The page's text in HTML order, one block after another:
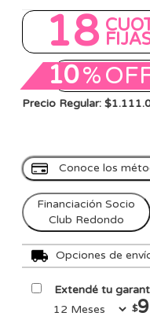
18
10%
Precio Regular:
Conoce los
Financiación Socio
Club Redondo
Opciones de
Extendé tu
$